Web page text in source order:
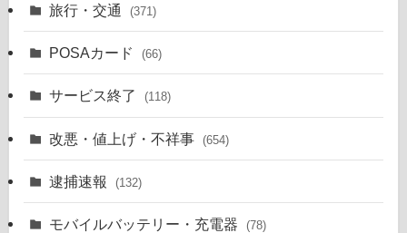
旅行・交通 (371)
POSAカード (66)
サービス終了 (118)
改悪・値上げ・不祥事 (654)
逮捕速報 (132)
モバイルバッテリー・充電器 (78)